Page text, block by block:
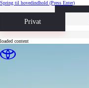
Spring til hovedindhold (Press Enter)
Privat
Book prøvetur
loaded content